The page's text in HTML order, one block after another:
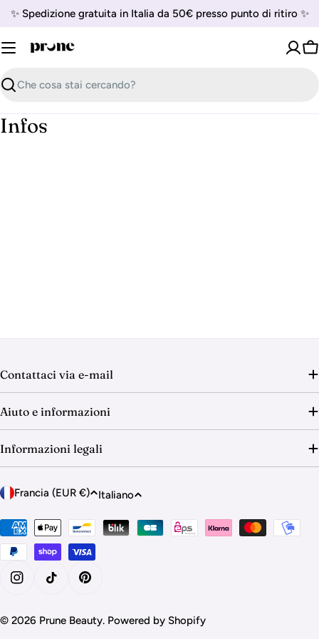
Vai
contenuto
✨ Spedizione gratuita in Italia da 50€ presso punto di ritiro ✨
Cerca
Infos
Contattaci via e-mail
Aiuto e informazioni
Informazioni legali
P
e
s
r
Francia (EUR €)
L
n
Italiano
Metodi
di
pagamento
InstagramTikTok Pinterest
© 2026 Prune Beauty. Powered by Shopify